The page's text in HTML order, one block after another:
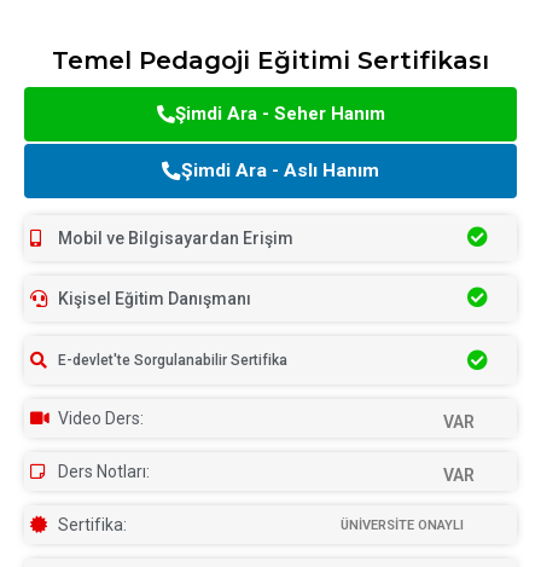
Temel Pedagoji Eğitimi Sertifikası
Şimdi Ara - Seher Hanım
Şimdi Ara - Aslı Hanım
Mobil ve Bilgisayardan Erişim
Kişisel Eğitim Danışmanı
E-devlet'te Sorgulanabilir Sertifika
Video Ders: VAR
Ders Notları: VAR
Sertifika: ÜNİVERSİTE ONAYLI